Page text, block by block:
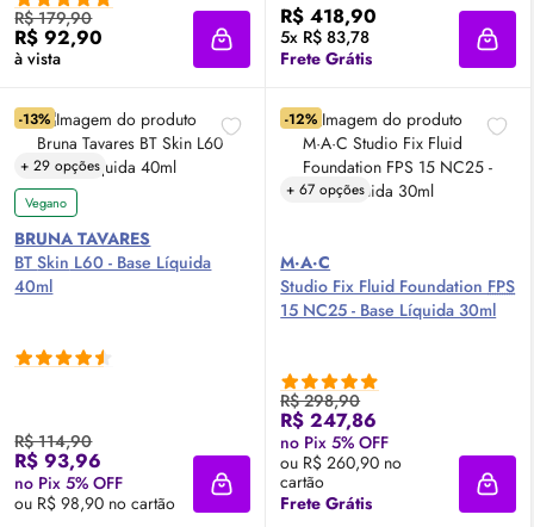
R$ 179,90
R$ 92,90
à vista Adicionar à sacola
R$ 418,90
5x R$ 83,78
Frete Grátis
-13%
+ 29 opções
Vegano
BRUNA TAVARES
BTSkin L60 - Base Líquida
40ml
R$ 114,90
R$ 93,96
no Pix 5% OFF
ou R$ 98,90 no cartão
Adicionar à sacola
-12%
+ 67 opções
M·A·C
Studio Fix Fluid FoundationFPS
15 NC25 - Base Líquida 30ml
R$ 298,90
R$ 247,86
no Pix 5% OFF
ou R$ 260,90 no
cartão
Frete Grátis